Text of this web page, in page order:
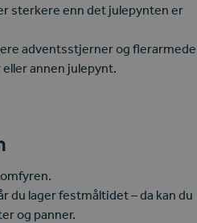
sterkere enn det julepynten er
adventsstjerner og flerarmede
annen julepynt.
du lager festmåltidet – da kan du
og panner.